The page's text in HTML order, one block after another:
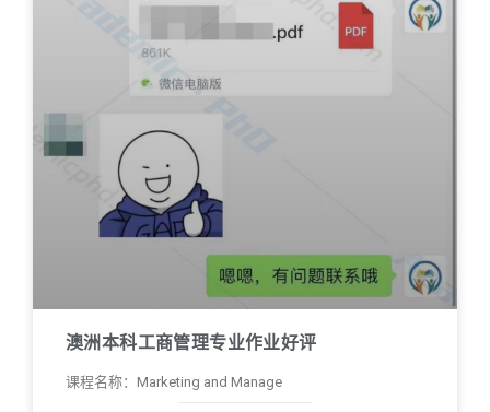
澳洲本科工商管理专业作业好评
课程名称：Marketing and Manage